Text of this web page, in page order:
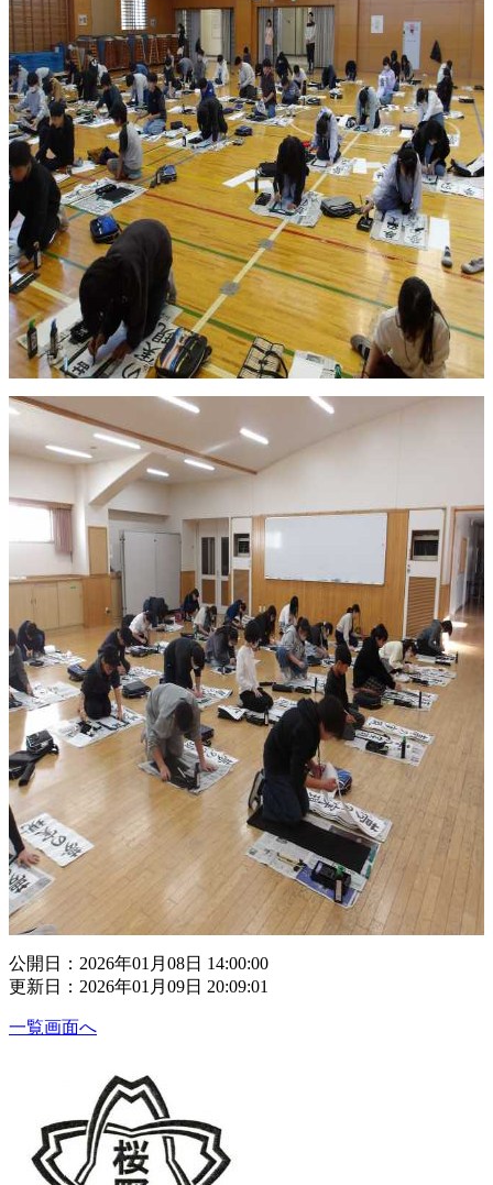
公開日：2026年01月08日 14:00:00
更新日：2026年01月09日 20:09:01
一覧画面へ